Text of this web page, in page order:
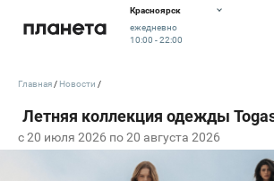
Красноярск
ежедневно
10:00 - 22:00
c 20 июля 2026 по 20 августа 2026
Главная Новости